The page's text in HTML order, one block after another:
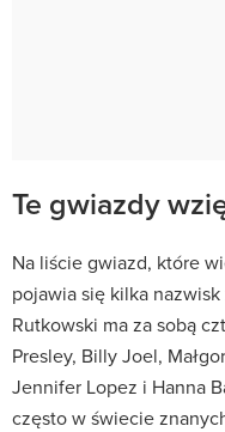
Te gwiazdy
Na liście gwiazd, które
pojawia się kilka
Rutkowski ma za sobą
Presley, Billy Joel,
Jennifer Lopez i Hanna
często w świecie